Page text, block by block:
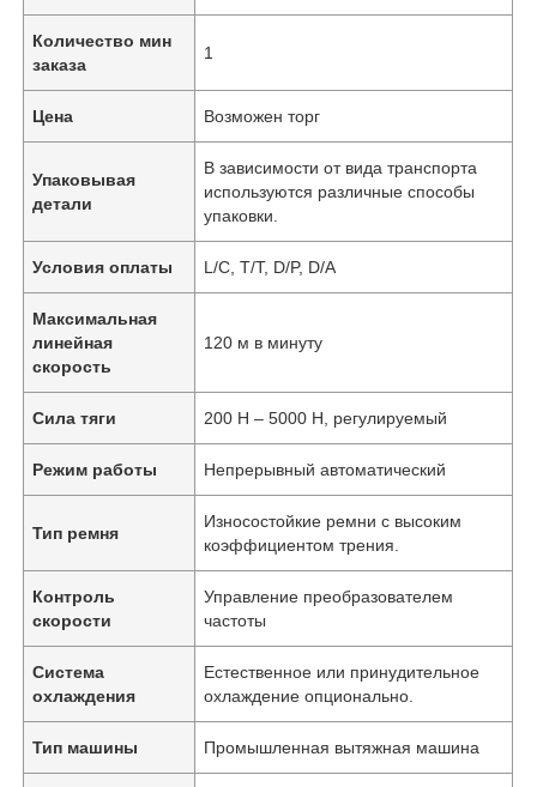
Количество мин
заказа
1
Цена Возможен торг
Упаковывая
детали
В зависимости от вида транспорта
используются различные способы
упаковки.
Условия оплаты L/C, T/T, D/P, D/A
Максимальная
линейная
скорость
120 м в минуту
Сила тяги 200 Н – 5000 Н, регулируемый
Режим работы Непрерывный автоматический
Тип ремня
Износостойкие ремни с высоким
коэффициентом трения.
Контроль
скорости
Управление преобразователем
частоты
Система
охлаждения
Естественное или принудительное
охлаждение опционально.
Тип машины Промышленная вытяжная машина